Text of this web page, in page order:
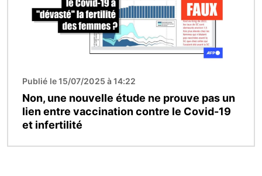
Publié le 15/07/2025 à 14:22
Non, une nouvelle étude ne prouve pas un
lien entre vaccination contre le Covid-19
et infertilité